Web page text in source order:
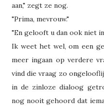
aan," zegt ze nog.
"Prima, mevrouw."
"En gelooft u dan ook niet
Ik weet het wel, om een
meer ingaan op verdere
vind die vraag zo
in de zinloze dialoog
nog nooit gehoord dat